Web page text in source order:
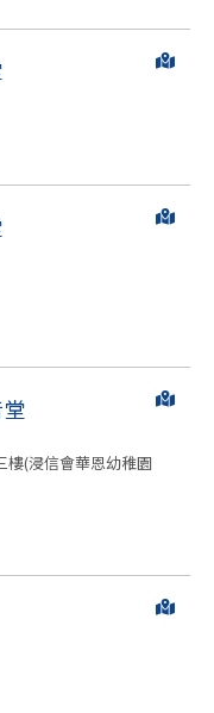
樓(浸信會華恩幼稚園